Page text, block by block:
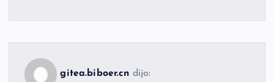
gitea.biboer.cn dijo: